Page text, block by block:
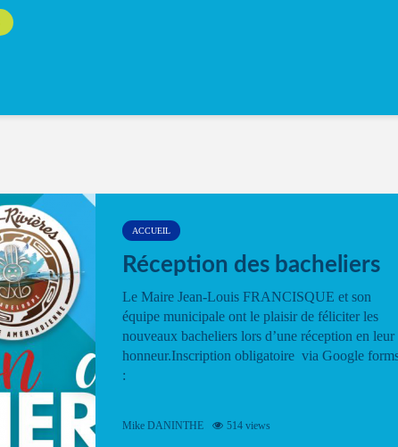
ACCUEIL
Réception des bacheliers
Le Maire Jean-Louis FRANCISQUE et son
équipe municipale ont le plaisir de féliciter les
nouveaux bacheliers lors d’une réception en leur
honneur.Inscription obligatoire via Google
:
Mike DANINTHE 514 views